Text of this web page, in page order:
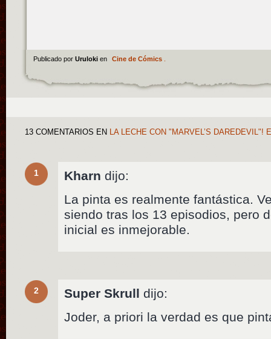
Publicado por Uruloki en Cine de Cómics.
13 COMENTARIOS EN LA LECHE CON "MARVEL’S
1 Kharn dijo:
La pinta es realmente fantástica.
siendo tras los 13 episodios, pero
inicial es inmejorable.
2 Super Skrull dijo:
Joder, a priori la verdad es que